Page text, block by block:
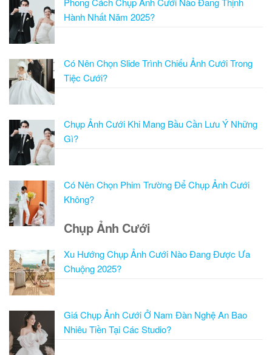
Hành Nhất Năm 2025?
Có Nên Chọn Slide Trình Chiếu Ảnh Cưới Trong
Tiệc Cưới?
Chụp Ảnh Cưới Khi Mang Bầu Cần Lưu Ý Những
Gì?
Có Nên Chọn Phim Trường Để Chụp Ảnh Cưới
Không?
Chụp Ảnh Cưới
Xu Hướng Chụp Ảnh Cưới Nào Đang Được Ưa
Chuộng 2025?
Giá Chụp Ảnh Cưới Ở Nam Đàn Nghệ An Bao
Nhiêu Tiền Tại Các Studio?